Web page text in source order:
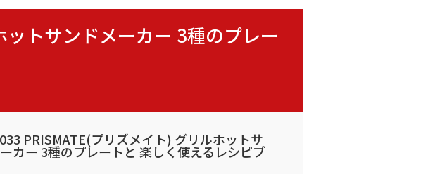
トサンドメーカー 3種のプレー
PRISMATE(プリズメイト) グリルホットサ
カー 3種のプレートと 楽しく使えるレシピブ